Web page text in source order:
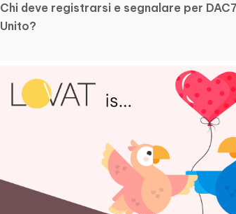
Chi deve registrarsi e segnalare per
Unito?